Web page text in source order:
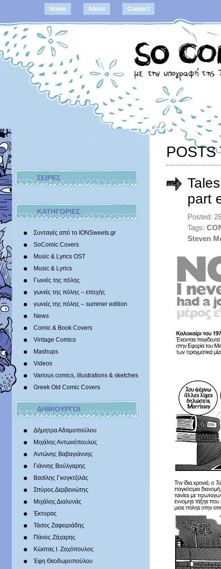
Home About Contact
ΣΕΙΡΕΣ
ΚΑΤΗΓΟΡΙΕΣ
Συνταγές από το IONSweets.gr
SoComic Covers
Music & Lyrics OST
Music & Lyrics
Γωνιές της πόλης
γωνιές της πόλης – εποχής
γωνιές της πόλης – summer edition
News
Comic & Book Covers
Vintage Comics
Mashups
Videos
Various comics, illustrations & sketches
Greek Old Comic Covers
ΔΗΜΙΟΥΡΓΟΙ
Δήμητρα Αδαμοπούλου
Μιχάλης Αντωνόπουλος
Αντώνης Βαβαγιάννης
Γιάννης Βούλγαρης
Βασίλης Γκογκτζιλάς
Σπύρος Δερβενιώτης
Mιχάλης Διαλυνάς
Έκτορας
Τάσος Ζαφειριάδης
Πάνος Ζάχαρης
Κώστας Ι. Ζαχόπουλoς
Έφη Θεοδωροπούλου
POSTS
part
Posted:
Tags:
Steven